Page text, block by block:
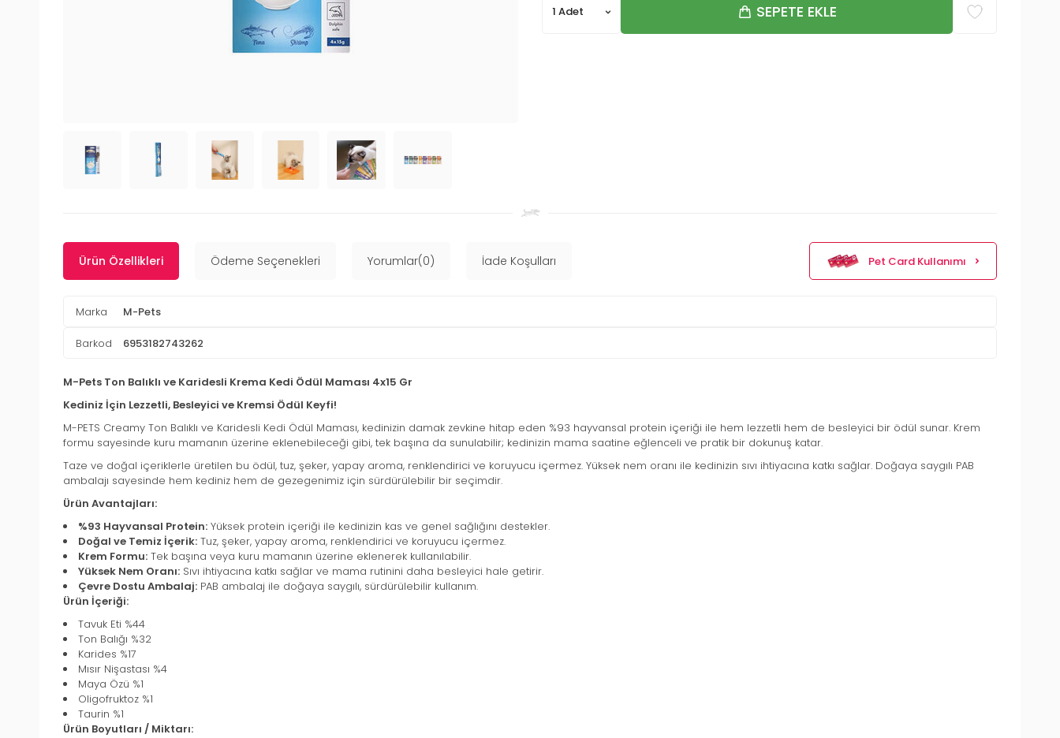
SEPETE EKLE
Ürün Özellikleri Ödeme Seçenekleri Yorumlar(0) İade Koşulları Pet Card Kullanımı
Marka M-Pets
Barkod 6953182743262
M-Pets Ton Balıklı ve Karidesli Krema Kedi Ödül Maması 4x15 Gr
Kediniz İçin Lezzetli, Besleyici ve Kremsi Ödül Keyfi!
M-PETS Creamy Ton Balıklı ve Karidesli Kedi Ödül Maması, kedinizin damak zevkine hitap eden %93 hayvansal protein içeriği ile hem lezzetli hem de besleyici bir ödül sunar. Krem
formu sayesinde kuru mamanın üzerine eklenebileceği gibi, tek başına da sunulabilir; kedinizin mama saatine eğlenceli ve pratik bir dokunuş katar.
Taze ve doğal içeriklerle üretilen bu ödül, tuz, şeker, yapay aroma, renklendirici ve koruyucu içermez. Yüksek nem oranı ile kedinizin sıvı ihtiyacına katkı sağlar. Doğaya saygılı PAB
ambalajı sayesinde hem kediniz hem de gezegenimiz için sürdürülebilir bir seçimdir.
Ürün Avantajları:
%93 Hayvansal Protein: Yüksek protein içeriği ile kedinizin kas ve genel sağlığını destekler.
Doğal ve Temiz İçerik: Tuz, şeker, yapay aroma, renklendirici ve koruyucu içermez.
Krem Formu: Tek başına veya kuru mamanın üzerine eklenerek kullanılabilir.
Yüksek Nem Oranı: Sıvı ihtiyacına katkı sağlar ve mama rutinini daha besleyici hale getirir.
Çevre Dostu Ambalaj: PAB ambalaj ile doğaya saygılı, sürdürülebilir kullanım.
Ürün İçeriği:
Tavuk Eti %44
Ton Balığı %32
Karides %17
Mısır Nişastası %4
Maya Özü %1
Oligofruktoz %1
Taurin %1
Ürün Boyutları / Miktarı: